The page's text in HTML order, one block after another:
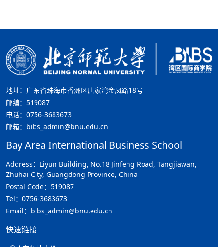
地址：广东省珠海市香洲区唐家湾金凤路18号
邮编：519087
电话：0756-3683673
邮箱：bibs_admin@bnu.edu.cn
Bay Area International Business School
Address：Liyun Building, No.18 Jinfeng Road, Tangjiawan,
Zhuhai City, Guangdong Province, China
Postal Code：519087
Tel：0756-3683673
Email：bibs_admin@bnu.edu.cn
快速链接